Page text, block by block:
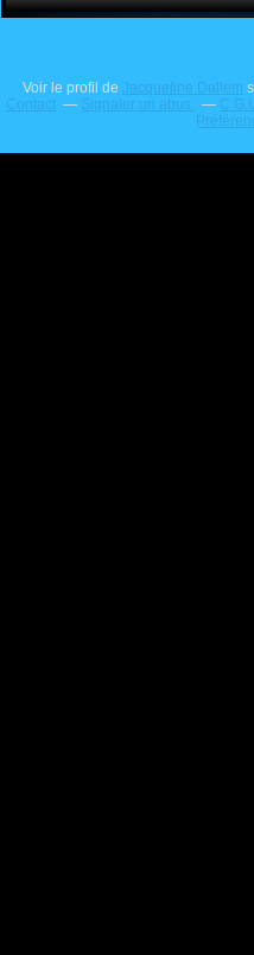
Voir le profil de Jacqueline Dallem
Contact
Signaler un abus